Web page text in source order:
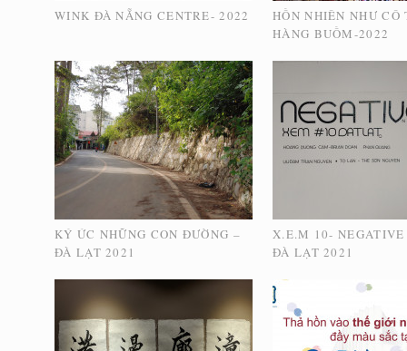
WINK ĐÀ NẴNG CENTRE- 2022
HỒN NHIÊN NHƯ CÔ
HÀNG BUỒM-2022
KÝ ỨC NHỮNG CON ĐƯỜNG –
ĐÀ LẠT 2021
X.E.M 10- NEGATIVE
ĐÀ LẠT 2021